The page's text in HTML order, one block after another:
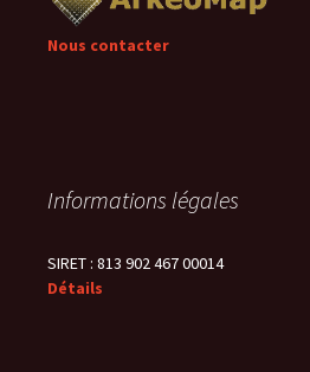
Nous contacter
Informations légales
SIRET : 813 902 467 00014
Détails